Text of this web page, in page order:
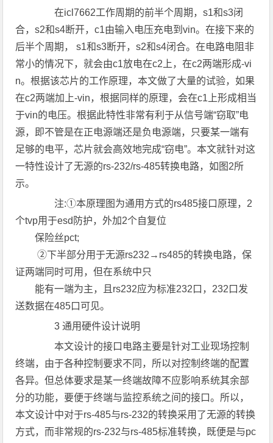
在icl7662工作周期的前半个周期，s1和s3闭
合，s2和s4断开，c1由输入电压充电到vin。在接下来的
后半个周期， s1和s3断开，s2和s4闭合。在电路电阻非
常小的情况下，就会由c1放电在c2上，在c2两端形成-vi
n。根据该芯片的工作原理，本文做了大量的试验，如果
在c2两端加上-vin，根据同样的原理，会在c1上形成相当
于vin的电压。根据此特性非常有利于从信号端“窃取”电
源，即不管是在正电源端还是负电源端，只要某一端有
足够的电平，芯片就会高效地完成“窃电”。本文就针对这
一特性设计了无源的rs-232/rs-485转换电路，如图2所
示。
注:①本原理图为通用方式的rs485接口原理，2
个tvp用于esd防护，外加2个自复位
保险丝pct;
②下半部分用于无源rs232→rs485的转换电路，保
证两端同时可用，但在系统中只
能有一端为主，且rs232应为标准232口，232口发
送数据在485口可见。
3 通用硬件设计说明
本文设计的接口电路主要是针对工业现场控制
终端，由于各种控制要求不同，所以对控制终端的配置
各异。但总体要求是某一终端故障不应影响系统其余部
分的功能，要便于终端与监控系统之间的接口。所以，
本文设计中对于rs-485与rs-232的转换采用了无源的转换
方式，而非常规的rs-232与rs-485标准转换，既便是与pc